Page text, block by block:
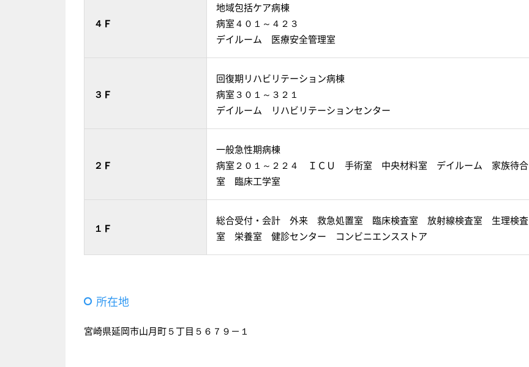
４Ｆ
地域包括ケア病棟
病室４０１～４２３
デイルーム 医療安全管理室
３Ｆ
回復期リハビリテーション病棟
病室３０１～３２１
デイルーム リハビリテーションセンター
２Ｆ
一般急性期病棟
病室２０１～２２４ ＩＣＵ 手術室 中央材料室 デイルーム 家族待合
室 臨床工学室
１Ｆ
総合受付・会計 外来 救急処置室 臨床検査室 放射線検査室 生理検査
室 栄養室 健診センター コンビニエンスストア
所在地
宮崎県延岡市山月町５丁目５６７９－１